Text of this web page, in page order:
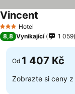
3 Počet hvězdiček
Hotel
Vincent
8,8 Vynikající 1 059
Od 1 407 Kč
Zobrazte si ceny z